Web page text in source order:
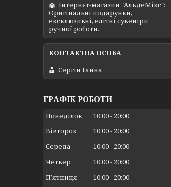
Інтернет-магазин "АльдеМікс":
Оригінальні подарунки,
ексклюзивні, елітні сувеніри
ручної роботи.
Сергій Ганна
ГРАФІК РОБОТИ
Понеділок 10:00
20:00
Вівторок
10:00
20:00
Середа
10:00
20:00
Четвер
10:00
20:00
Пʼятниця
10:00
20:00